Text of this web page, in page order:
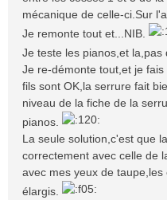
mécanique de celle-ci.Sur
Je remonte tout et...NIB.
Je teste les pianos,et la,pas
Je re-démonte tout,et je
fils sont OK,la serrure fait
niveau de la fiche de la
pianos.
La seule solution,c'est que
correctement avec celle de
avec mes yeux de
élargis.